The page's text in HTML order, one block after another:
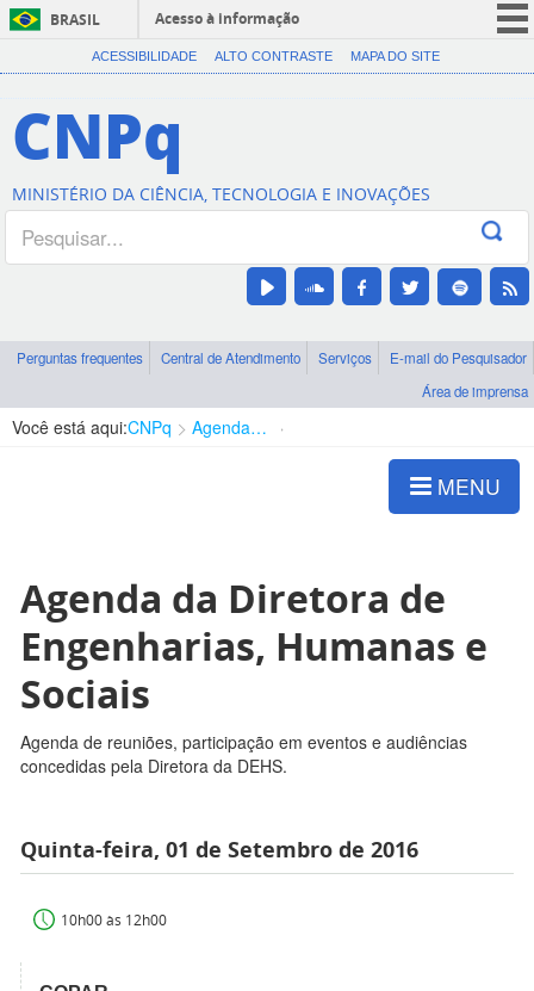
BRASIL
Acesso à informação
CORONAVÍRUS (COVID-19)
Canais
ACESSIBILIDADE ALTO CONTRASTE MAPA DO SITE
CNPq
MINISTÉRIO DA CIÊNCIA, TECNOLOGIA E INOVAÇÕES
Perguntas frequentes Central de Atendimento Serviços
E-mail do Pesquisador
Área de imprensa
Você está aqui:CNPq Agenda de autoridades
MENU
Agenda da Diretora de
Engenharias, Humanas e
Sociais
Agenda de reuniões, participação em eventos e audiências
concedidas pela Diretora da DEHS.
Quinta-feira, 01 de Setembro de 2016
10h00 às 12h00